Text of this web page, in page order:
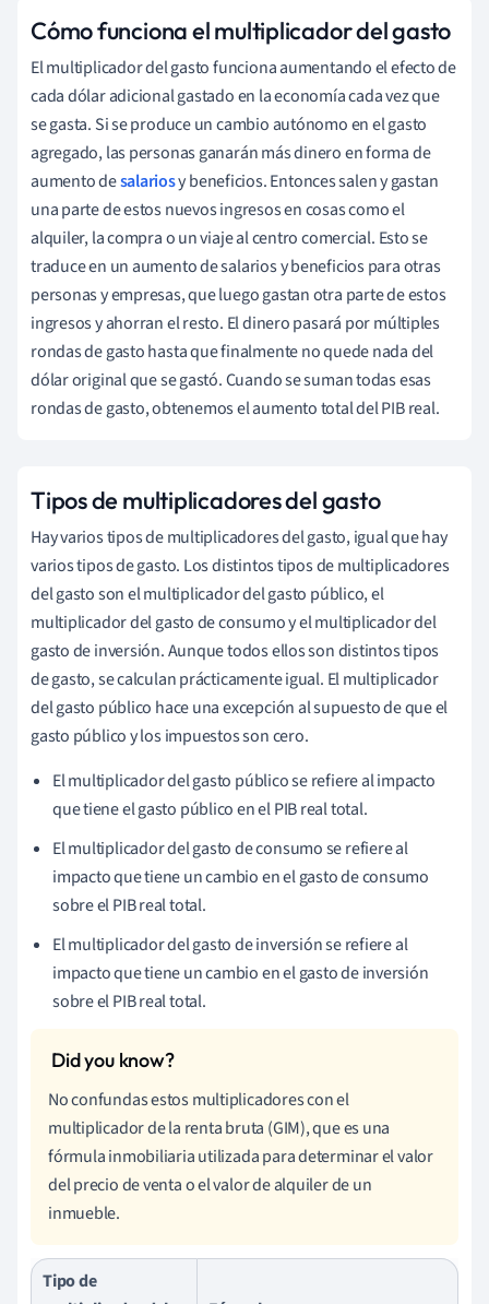
Cómo funciona el multiplicador del gasto
El multiplicador del gasto funciona aumentando el efecto de
cada dólar adicional gastado en la economía cada vez que
se gasta. Si se produce un cambio autónomo en el gasto
agregado, las personas ganarán más dinero en forma de
aumento desalariosy beneficios. Entonces salen y gastan
una parte de estos nuevos ingresos en cosas como el
alquiler, la compra o un viaje al centro comercial. Esto se
traduce en un aumento de salarios y beneficios para otras
personas y empresas, que luego gastan otra parte de estos
ingresos y ahorran el resto. El dinero pasará por múltiples
rondas de gasto hasta que finalmente no quede nada del
dólar original que se gastó. Cuando se suman todas esas
rondas de gasto, obtenemos el aumento total del PIB real.
Tipos de multiplicadores del gasto
Hay varios tipos de multiplicadores del gasto, igual que hay
varios tipos de gasto. Los distintos tipos de multiplicadores
del gasto son el multiplicador del gasto público, el
multiplicador del gasto de consumo y el multiplicador del
gasto de inversión. Aunque todos ellos son distintos tipos
de gasto, se calculan prácticamente igual. El multiplicador
del gasto público hace una excepción al supuesto de que el
gasto público y los impuestos son cero.
El multiplicador del gasto público se refiere al impacto
que tiene el gasto público en el PIB real total.
El multiplicador del gasto de consumo se refiere al
impacto que tiene un cambio en el gasto de consumo
sobre el PIB real total.
El multiplicador del gasto de inversión se refiere al
impacto que tiene un cambio en el gasto de inversión
sobre el PIB real total.
No confundas estos multiplicadores con el
multiplicador de la renta bruta (GIM), que es una
fórmula inmobiliaria utilizada para determinar el valor
del precio de venta o el valor de alquiler de un
inmueble.
Tipo de